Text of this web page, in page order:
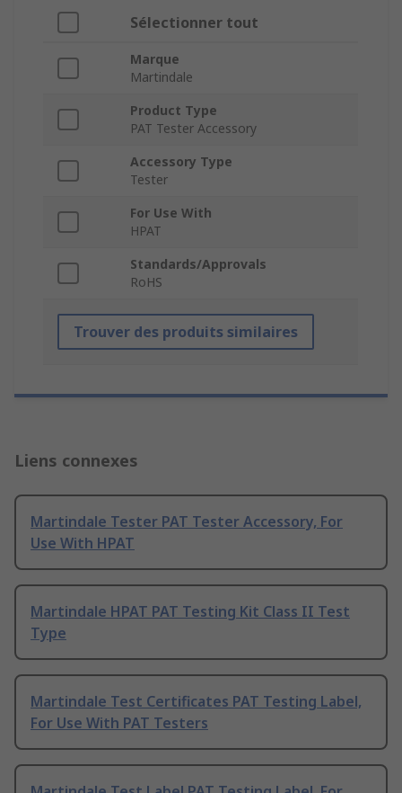
Sélectionner tout
Marque
Martindale
Product Type
PAT Tester Accessory
Accessory Type
Tester
For Use With
HPAT
Standards/Approvals
RoHS
Trouver des produits similaires
Liens connexes
Martindale Tester PAT Tester Accessory, For
Use With HPAT
Martindale HPAT PAT Testing Kit Class II Test
Type
Martindale Test Certificates PAT Testing Label,
For Use With PAT Testers